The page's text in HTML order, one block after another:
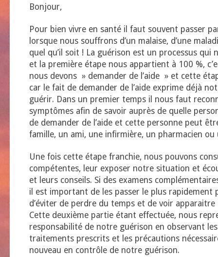
Bonjour,
Pour bien vivre en santé il faut souvent passer
lorsque nous souffrons d’un malaise, d’une
quel qu’il soit ! La guérison est un processus qui
et la première étape nous appartient à 100 %,
nous devons » demander de l’aide » et cette
car le fait de demander de l’aide exprime déjà
guérir. Dans un premier temps il nous faut
symptômes afin de savoir auprès de quelle
de demander de l’aide et cette personne peut
famille, un ami, une infirmière, un pharmacien ou
Une fois cette étape franchie, nous pouvons
compétentes, leur exposer notre situation et
et leurs conseils. Si des examens
il est important de les passer le plus rapidement
d’éviter de perdre du temps et de voir apparaitre
Cette deuxième partie étant effectuée, nous
responsabilité de notre guérison en observant
traitements prescrits et les précautions
nouveau en contrôle de notre guérison.